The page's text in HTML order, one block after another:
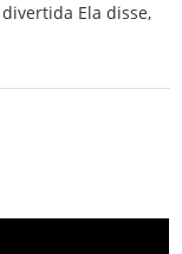
Ela disse,